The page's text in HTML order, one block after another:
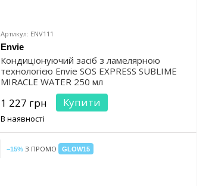
Артикул: ENV111
Envie
Кондиціонуючий засіб з ламелярною
технологією Envie SOS EXPRESS SUBLIME
MIRACLE WATER 250 мл
1 227 грн Купити
В наявності
−15% З ПРОМО GLOW15